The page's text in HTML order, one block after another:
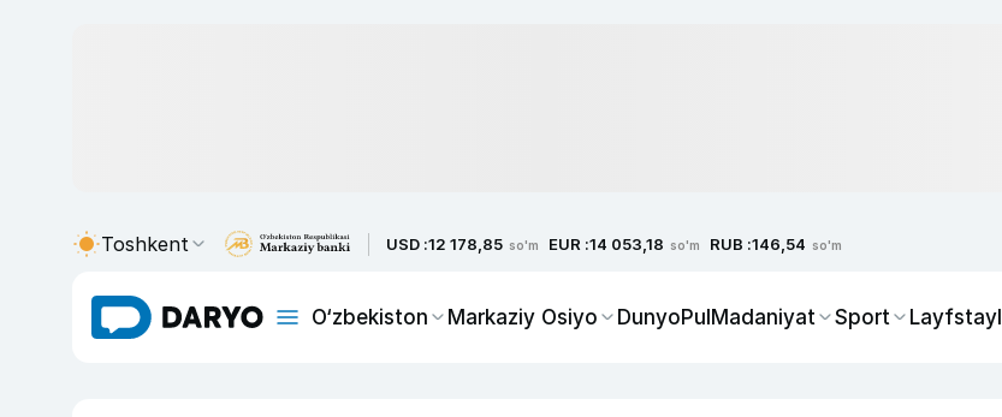
Toshkent USD :12 178,85 so'm EUR :14 053,18 so'm RUB :146,54 so'm
O‘zbekiston Markaziy Osiyo DunyoPulMadaniyat Sport Layfstayl